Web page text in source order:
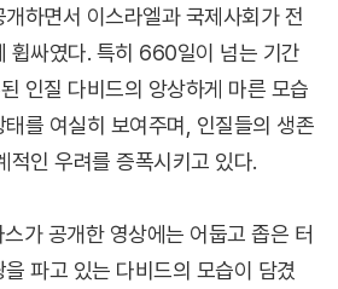
하면서 이스라엘과 국제사회가 전
휩싸였다. 특히 660일이 넘는 기간
인질 다비드의 앙상하게 마른 모습
를 여실히 보여주며, 인질들의 생존
적인 우려를 증폭시키고 있다.
가 공개한 영상에는 어둡고 좁은 터
파고 있는 다비드의 모습이 담겼